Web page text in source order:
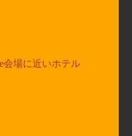
場に近いホテル